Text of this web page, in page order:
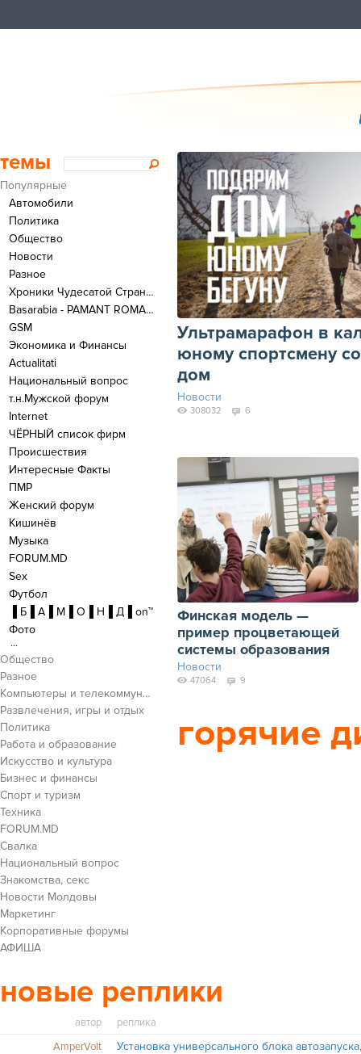
темы
Популярные
Автомобили
Политика
Общество
Новости
Разное
Хроники Чудесатой Страны - Здесь можно ругаться только на Латыни!
Basarabia - PAMANT ROMANESC
GSM
Экономика и Финансы
Actualitati
Национальный вопрос
т.н.Мужской форум
Internet
ЧЁРНЫЙ список фирм
Происшествия
Интересные Факты
ПМР
Женский форум
Кишинёв
Музыка
FORUM.MD
Sex
Футбол
▐ Б▐ А▐ М▐ О▐ Н▐ Д▐ on™
Фото
...
Общество
Разное
Компьютеры и телекоммуникации
Развлечения, игры и отдых
Политика
Работа и образование
Искусство и культура
Бизнес и финансы
Cпорт и туризм
Техника
FORUM.MD
Свалка
Национальный вопрос
Знакомства, секс
Новости Молдовы
Маркетинг
Корпоративные форумы
АФИША
Ультрамарафон в
юному спортсмену
дом
Новости
308032 6
Финская модель —
пример процветающей
системы образования
Новости
47064 9
горячие
новые реплики
автор
реплика
AmperVolt